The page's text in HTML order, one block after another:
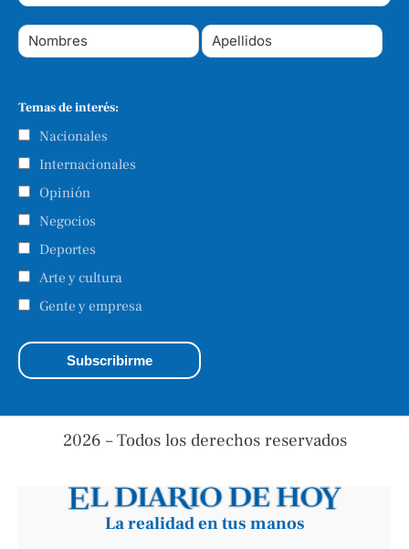
Temas de interés:
Nacionales
Internacionales
Opinión
Negocios
Deportes
Arte y cultura
Gente y empresa
2026 – Todos los derechos reservados
La realidad en tus manos